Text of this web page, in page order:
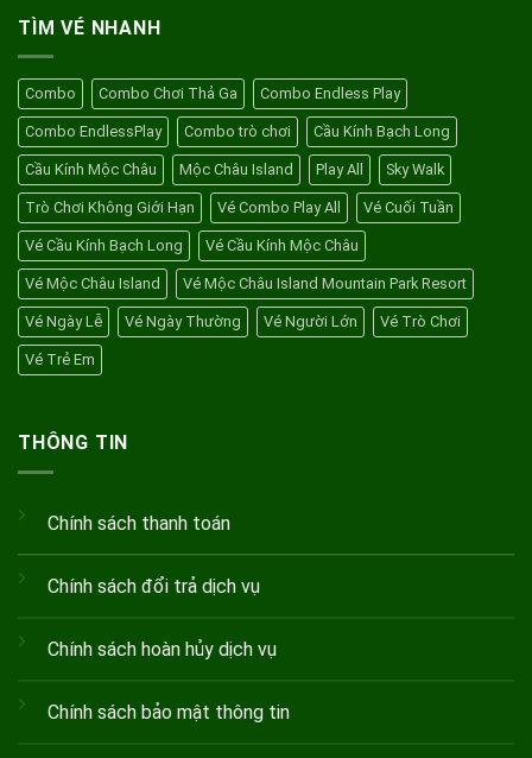
Mới
Nhất
Bia
Quế
Chế
Đền
thờ
vua
Lê
Thái
Tông
La
–
lịch
hào
hùng
và
tiềm
năng
du
lịch
luận
ở
Bản
Áng
Ở
Đâu
Và
Có
Gì
Mà
Du
Khách
Say
Đắm
TÌM VÉ NHANH
Combo Combo Chơi Thả Ga Combo Endless Play
Combo EndlessPlay Combo trò chơi Cầu Kính Bạch Long
Cầu Kính Mộc Châu Mộc Châu Island Play All Sky Walk
Trò Chơi Không Giới Hạn Vé Combo Play All Vé Cuối Tuần
Vé Cầu Kính Bạch Long Vé Cầu Kính Mộc Châu
Vé Mộc Châu Island Vé Mộc Châu Island Mountain Park Resort
Vé Ngày Lễ Vé Ngày Thường Vé Người Lớn Vé Trò Chơi
Vé Trẻ Em
THÔNG TIN
Chính sách thanh toán
Chính sách đổi trả dịch vụ
Chính sách hoàn hủy dịch vụ
Chính sách bảo mật thông tin